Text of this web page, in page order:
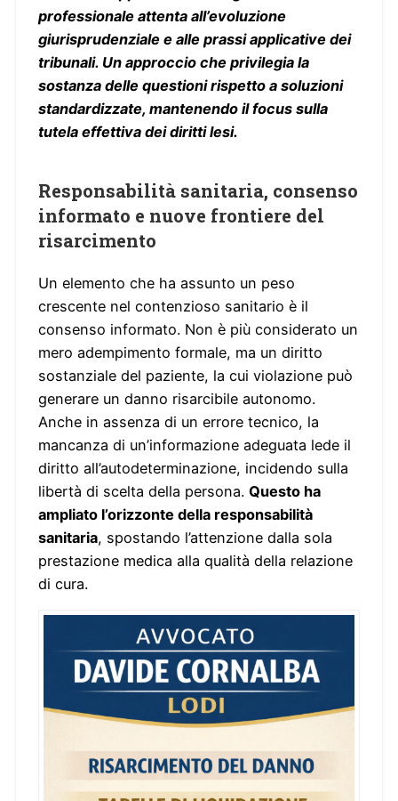
professionale attenta all’evoluzione
giurisprudenziale e alle prassi applicative dei
tribunali. Un approccio che privilegia la
sostanza delle questioni rispetto a soluzioni
standardizzate, mantenendo il focus sulla
tutela effettiva dei diritti lesi.
Responsabilità sanitaria, consenso
informato e nuove frontiere del
risarcimento
Un elemento che ha assunto un peso
crescente nel contenzioso sanitario è il
consenso informato. Non è più considerato un
mero adempimento formale, ma un diritto
sostanziale del paziente, la cui violazione può
generare un danno risarcibile autonomo.
Anche in assenza di un errore tecnico, la
mancanza di un’informazione adeguata lede il
diritto all’autodeterminazione, incidendo sulla
libertà di scelta della persona. Questo ha
ampliato l’orizzonte della responsabilità
sanitaria, spostando l’attenzione dalla sola
prestazione medica alla qualità della relazione
di cura.